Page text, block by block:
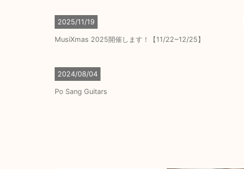
2025/11/19
MusiXmas 2025開催します！【11/22~12/25】
2024/08/04
Po Sang Guitars